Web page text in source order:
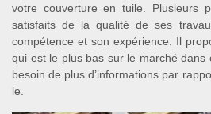
votre couverture en tuile. Plusieurs
satisfaits de la qualité de ses
compétence et son expérience. Il
qui est le plus bas sur le marché dans
besoin de plus d’informations par
le.